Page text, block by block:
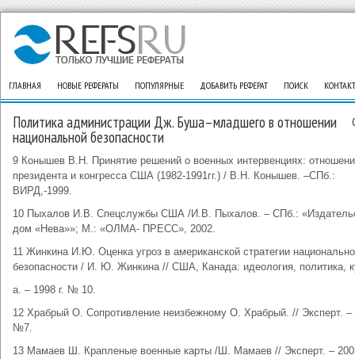
ГЛАВНАЯ НОВЫЕ РЕФЕРАТЫ ПОПУЛЯРНЫЕ ДОБАВИТЬ РЕФЕРАТ ПОИСК
Политика администрации Дж. Буша–младшего в отношении
национальной безопасности
9 Конышев В.Н. Принятие решений о военных интервенциях:
президента и конгресса США (1982-1991гг.) / В.Н. Конышев. –СПб.:
ВИРД,-1999.
10 Пыхалов И.В. Спецслужбы США /И.В. Пыхалов. – СПб.:
дом «Нева»»; М.: «ОЛМА- ПРЕСС», 2002.
11 Жинкина И.Ю. Оценка угроз в американской стратегии
безопасности / И. Ю. Жинкина // США, Канада: идеология, политика,
а. – 1998 г. № 10.
12 Храбрый О. Сопротивление неизбежному О. Храбрый. // Эксперт. –
№7.
13 Мамаев Ш. Крапленые военные карты /Ш. Мамаев // Эксперт. –